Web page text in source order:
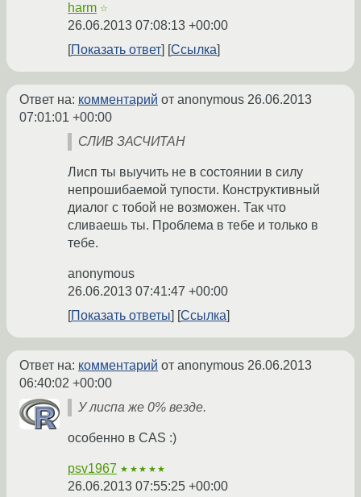
harm ☆
26.06.2013 07:08:13 +00:00
Показать ответ
Ссылка
Ответ на: комментарий от anonymous 26.06.2013
07:01:01 +00:00
СЛИВ ЗАСЧИТАН
Лисп ты выучить не в состоянии в силу
непрошибаемой тупости. Конструктивный
диалог с тобой не возможен. Так что
сливаешь ты. Проблема в тебе и только в
тебе.
anonymous
26.06.2013 07:41:47 +00:00
Показать ответы
Ссылка
Ответ на: комментарий от anonymous 26.06.2013
06:40:02 +00:00
У лиспа же 0% везде.
особенно в CAS :)
psv1967 ★★★★★
26.06.2013 07:55:25 +00:00